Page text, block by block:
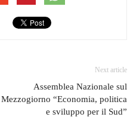
Next article
Assemblea Nazionale sul
Mezzogiorno “Economia, politica
e sviluppo per il Sud”